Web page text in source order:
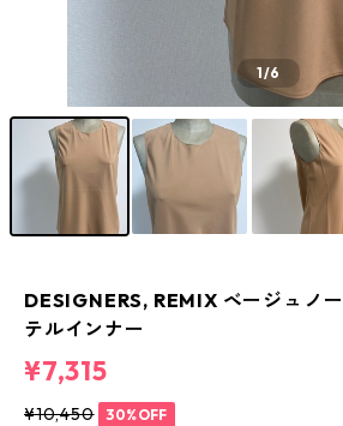
1/6
DESIGNERS, REMIX ベージュノ
テルインナー
¥7,315
¥10,450 30%OFF